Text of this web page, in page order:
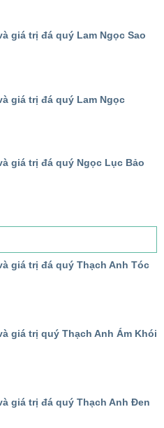
giá trị đá quý Lam Ngọc Sao
giá trị đá quý Lam Ngọc
giá trị đá quý Ngọc Lục Bảo
giá trị đá quý Thạch Anh Tóc
giá trị quý Thạch Anh Ám Khói
giá trị đá quý Thạch Anh Đen